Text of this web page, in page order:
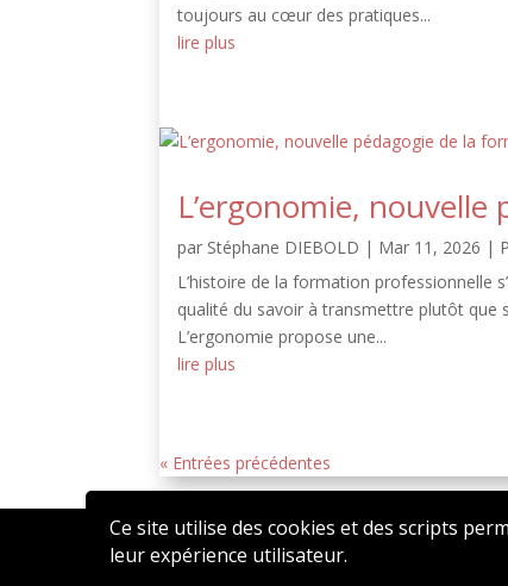
Ce site utilise des cookies et des scripts
leur expérience utilisateur.
toujours au cœur des pratiques...
lire plus
L’ergonomie,
par Stéphane DIEBOLD | Mar 11, 2026 |
L’histoire de la formation professionnelle
qualité du savoir à transmettre plutôt que
L’ergonomie propose une...
lire plus
« Entrées précédentes
2020 © AFFEN – Réalisé par